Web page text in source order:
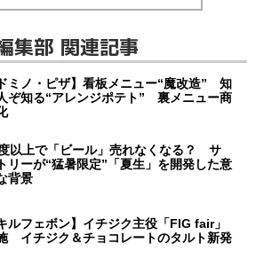
集部 関連記事
ドミノ・ピザ】看板メニュー“魔改造” 知
ぞ知る“アレンジポテト” 裏メニュー商
以上で「ビール」売れなくなる？ サ
リーが“猛暑限定”「夏生」を開発した意
背景
キルフェボン】イチジク主役「FIG fair」
イチジク＆チョコレートのタルト新発